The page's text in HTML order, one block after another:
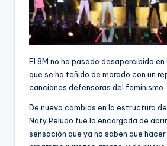
El 8M no ha pasado desapercibido en
que se ha teñido de morado con un
canciones defensoras del feminismo.
De nuevo cambios en la estructura
Naty Peludo fue la encargada de
sensación que ya no saben que